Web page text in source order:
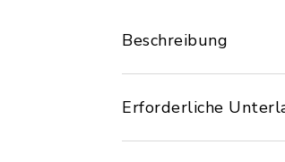
Beschreibung
Erforderliche